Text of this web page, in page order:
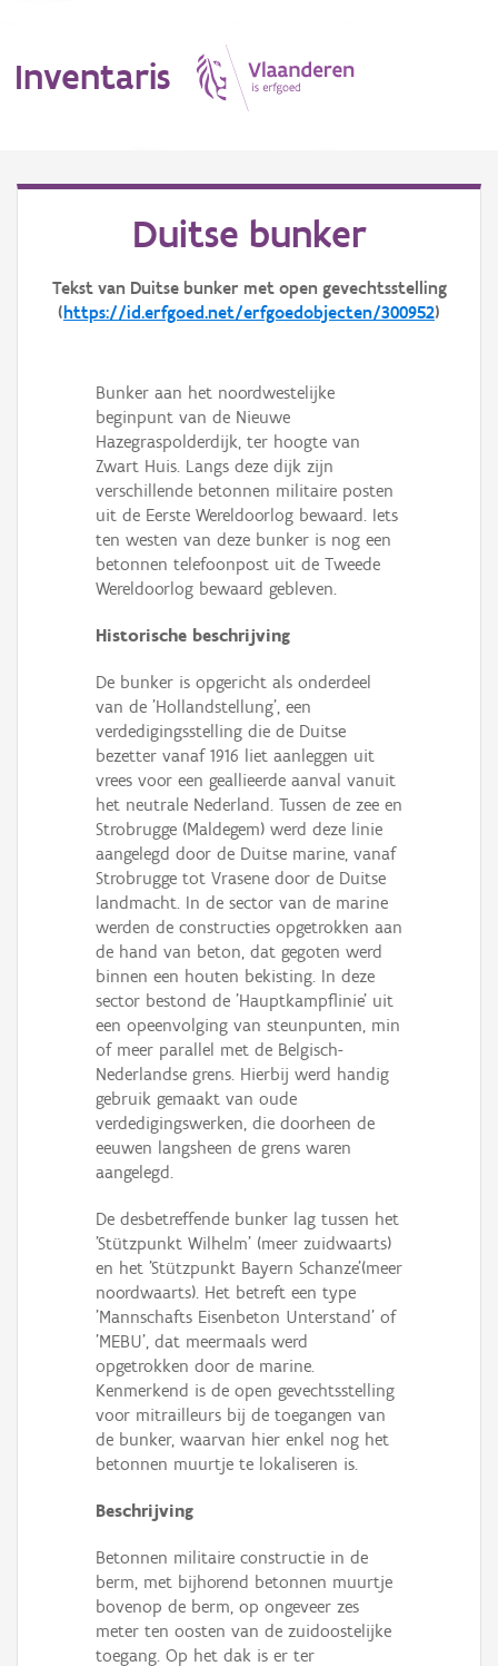
Inventaris
Aanduidingsobject
Gebeurtenis
Persoon of collectief
Duitse bunker
Tekst van Duitse bunker met open gevechtsstelling
(https://id.erfgoed.net/erfgoedobjecten/300952)
Bunker aan het noordwestelijke
beginpunt van de Nieuwe
Hazegraspolderdijk, ter hoogte van
Zwart Huis. Langs deze dijk zijn
verschillende betonnen militaire posten
uit de Eerste Wereldoorlog bewaard. Iets
ten westen van deze bunker is nog een
betonnen telefoonpost uit de Tweede
Wereldoorlog bewaard gebleven.
Historische beschrijving
De bunker is opgericht als onderdeel
van de 'Hollandstellung', een
verdedigingsstelling die de Duitse
bezetter vanaf 1916 liet aanleggen uit
vrees voor een geallieerde aanval vanuit
het neutrale Nederland. Tussen de zee en
Strobrugge (Maldegem) werd deze linie
aangelegd door de Duitse marine, vanaf
Strobrugge tot Vrasene door de Duitse
landmacht. In de sector van de marine
werden de constructies opgetrokken aan
de hand van beton, dat gegoten werd
binnen een houten bekisting. In deze
sector bestond de 'Hauptkampflinie' uit
een opeenvolging van steunpunten, min
of meer parallel met de Belgisch-
Nederlandse grens. Hierbij werd handig
gebruik gemaakt van oude
verdedigingswerken, die doorheen de
eeuwen langsheen de grens waren
aangelegd.
De desbetreffende bunker lag tussen het
'Stützpunkt Wilhelm' (meer zuidwaarts)
en het 'Stützpunkt Bayern Schanze'(meer
noordwaarts). Het betreft een type
'Mannschafts Eisenbeton Unterstand' of
'MEBU', dat meermaals werd
opgetrokken door de marine.
Kenmerkend is de open gevechtsstelling
voor mitrailleurs bij de toegangen van
de bunker, waarvan hier enkel nog het
betonnen muurtje te lokaliseren is.
Beschrijving
Betonnen militaire constructie in de
berm, met bijhorend betonnen muurtje
bovenop de berm, op ongeveer zes
meter ten oosten van de zuidoostelijke
toegang. Op het dak is er ter